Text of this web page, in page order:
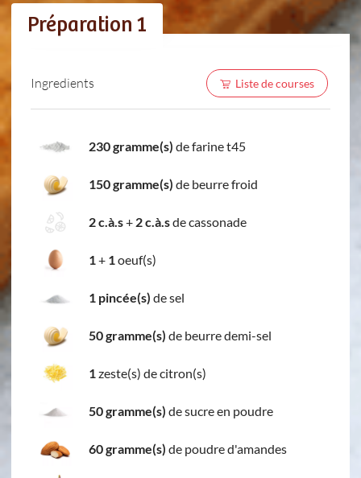
Préparation 1
Ingredients Liste de courses
230 gramme(s) de farine t45
150 gramme(s) de beurre froid
2 c.à.s+ 2 c.à.sde cassonade
1+ 1oeuf(s)
1 pincée(s) de sel
50 gramme(s) de beurre demi-sel
1zeste(s) de citron(s)
50 gramme(s) de sucre en poudre
60 gramme(s) de poudre d'amandes